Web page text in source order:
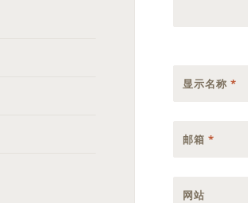
显示名称*
邮箱*
网站